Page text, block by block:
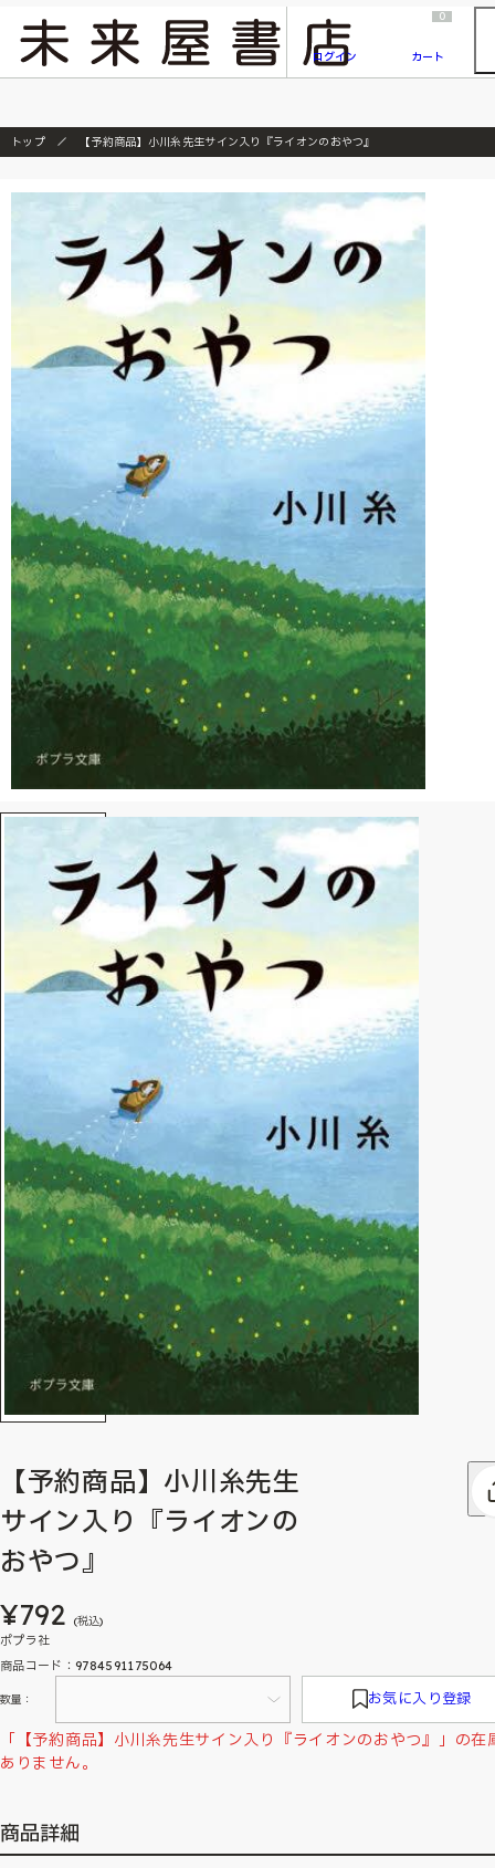
『ONE PIECE magazine 021 ONE PIECEカード付き同梱版』発売延期のご案内
ログイン
0
カート
トップ 【予約商品】小川糸先生サイン入り『ライオンのおやつ』
【予約商品】小川糸先生
サイン入り『ライオンの
おやつ』
¥792 (税込)
ポプラ社
商品コード：9784591175064
数量： お気に入り登録
「【予約商品】小川糸先生サイン入り『ライオンのおやつ』」の在
ありません。
商品詳細